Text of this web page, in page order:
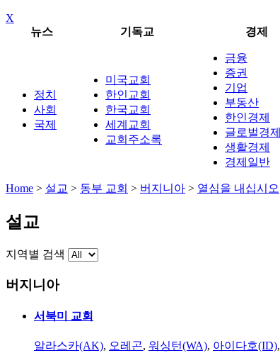
X
뉴스
기독교 경제
정치
사회
국제
미국교회
한인교회
한국교회
세계교회
교회주소록
금융
증권
기업
부동산
한인경제
글로벌경제
생활경제
경제일반
Home > 설교 > 동부 교회 > 버지니아 > 열심을 내십시오
설교
지역별 검색
버지니아
서북미 교회
알라스카(AK), 오레곤, 워싱턴(WA), 아이다호(ID),